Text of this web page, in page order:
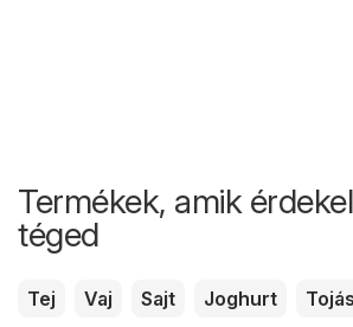
Termékek, amik
téged
Tej Vaj Sajt Joghurt Tojás